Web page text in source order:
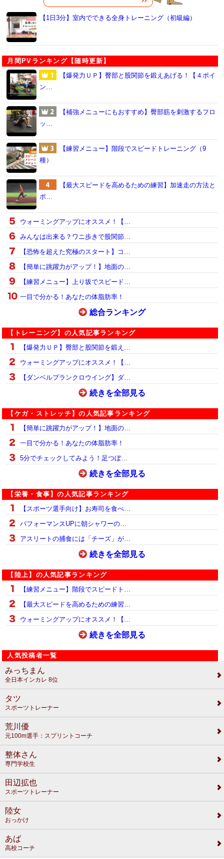
【1日3分】室内でできる全身トレーニング（初級編）
月間PVランキング【随時更新】
【爆発力ＵＰ】臀部と股関節を鍛えあげる！【４ポイ
ン…
【補強メニューにもおすすめ】臀部筋を刺激するフロ
ッ…
【練習メニュー】階段でスピードトレーニング（9
種）
【最大スピードを高めるための練習】加速走の方法と
ポ…
ウォーミングアップにオススメ！【…
みんなは出来る？ワニ歩きで股関節…
【恐怖を超えた究極のスタート】コ…
【簡単に跳躍力がアップ！】地面の…
【練習メニュー】上り坂でスピード…
一目で分かる！あなたの体脂肪率！
総合ランキング
【トレーニング】の人気記事ランキング
【爆発力ＵＰ】臀部と股関節を鍛え…
ウォーミングアップにオススメ！【…
【ダンベルプランクロウイング】ダ…
続きを全部見る
【ケガ・ストレッチ】の人気記事ランキング
【簡単に跳躍力がアップ！】地面の…
一目で分かる！あなたの体脂肪率！
5分でチェックしてみよう！足つぼ…
続きを全部見る
【栄養・食事】の人気記事ランキング
【スポーツ選手向け】お寿司を食べ…
パフォーマンスUPに朝シャワーの…
アスリートの捕食には「チーズ」が…
続きを全部見る
【陸上】の人気記事ランキング
【練習メニュー】階段でスピードト…
【最大スピードを高めるための練習…
ウォーミングアップにオススメ！【…
続きを全部見る
人気投稿者一覧
みっちまん
全日本インカレ 8位
タツ
スポーツトレーナー
荒川優
元100m選手：スプリントコーチ
整体さん
専門学校生
田辺拡也
スポーツトレーナー
陸女
おっかけ
あば
高校コーチ